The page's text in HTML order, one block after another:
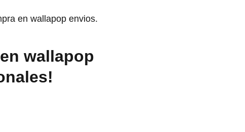
en wallapop envios.
wallapop